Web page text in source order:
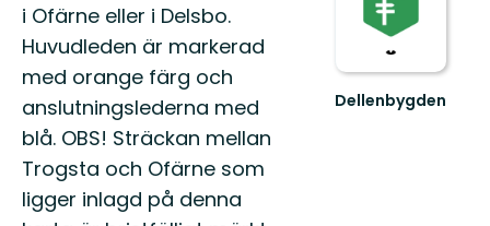
i Ofärne eller i Delsbo.
Huvudleden är markerad
med orange färg och
anslutningslederna med
blå. OBS! Sträckan mellan
Trogsta och Ofärne som
ligger inlagd på denna
Dellenbygden